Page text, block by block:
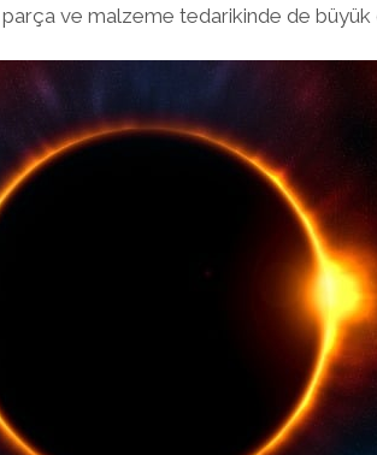
parça ve malzeme tedarikinde de